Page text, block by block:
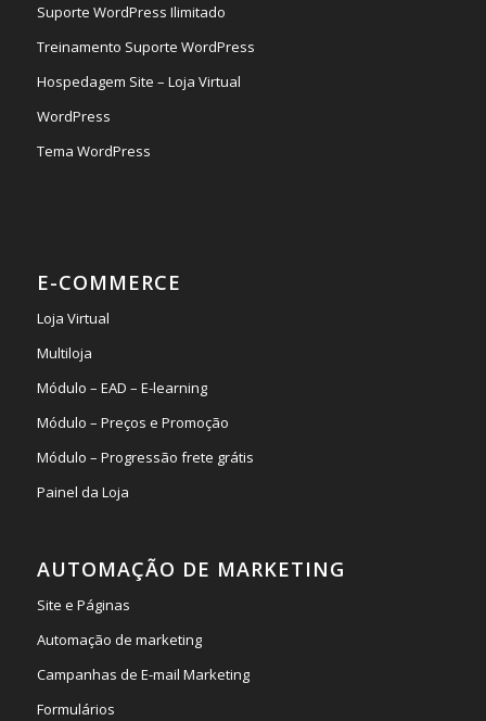
Suporte WordPress Ilimitado
Treinamento Suporte WordPress
Hospedagem Site – Loja Virtual
WordPress
Tema WordPress
E-COMMERCE
Loja Virtual
Multiloja
Módulo – EAD – E-learning
Módulo – Preços e Promoção
Módulo – Progressão frete grátis
Painel da Loja
AUTOMAÇÃO DE MARKETING
Site e Páginas
Automação de marketing
Campanhas de E-mail Marketing
Formulários